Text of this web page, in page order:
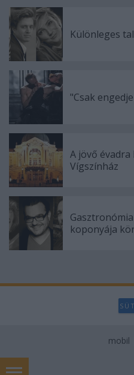
Különleges
"Csak
A jövő
Vígszínház
koponyája
mobil